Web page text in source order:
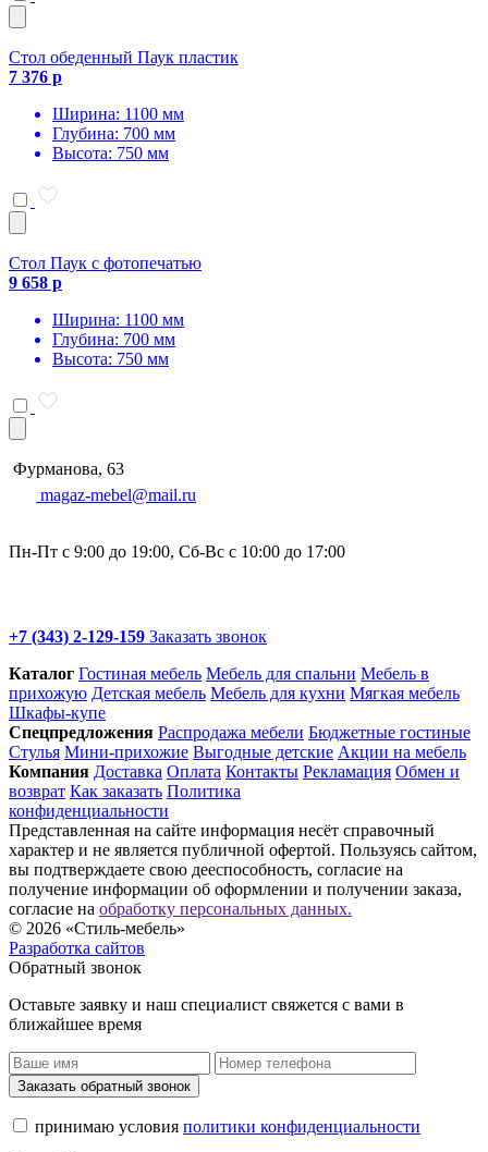
Стол обеденный Паук пластик
7 376 р
Ширина: 1100 мм
Глубина: 700 мм
Высота: 750 мм
Стол Паук с фотопечатью
9 658 р
Ширина: 1100 мм
Глубина: 700 мм
Высота: 750 мм
Фурманова, 63
magaz-mebel@mail.ru
Пн-Пт с 9:00 до 19:00, Сб-Вс с 10:00 до 17:00
+7 (343) 2-129-159 Заказать звонок
Каталог Гостиная мебель Мебель для спальни Мебель в
прихожую Детская мебель Мебель для кухни Мягкая мебель
Шкафы-купе
Спец­предложения Распродажа мебели Бюджетные гостиные
Стулья Мини-прихожие Выгодные детские Акции на мебель
Компания Доставка Оплата Контакты Рекламация Обмен и
возврат Как заказать Политика
конфиденциальности
Представленная на сайте информация несёт справочный
характер и не является публичной офертой. Пользуясь сайтом,
вы подтверждаете свою дееспособность, согласие на
получение информации об оформлении и получении заказа,
согласие на обработку персональных данных.
© 2026 «Стиль-мебель»
Разработка сайтов
Обратный звонок
Оставьте заявку и наш специалист свяжется с вами в
ближайшее время
Заказать обратный звонок
принимаю условия политики конфиденциальности